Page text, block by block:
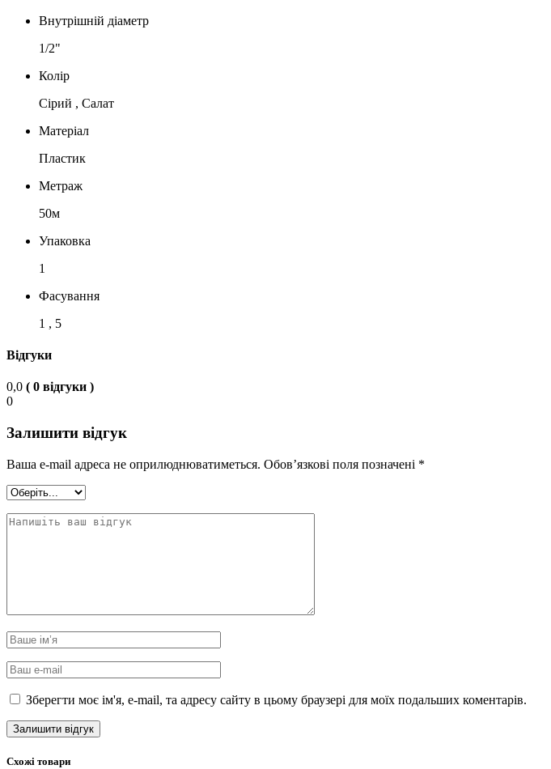
Внутрішній діаметр
1/2"
Колір
Сірий , Салат
Матеріал
Пластик
Метраж
50м
Упаковка
1
Фасування
1 , 5
Відгуки
0,0 ( 0 відгуки )
0
Залишити відгук
Ваша e-mail адреса не оприлюднюватиметься. Обов’язкові поля позначені *
Зберегти моє ім'я, e-mail, та адресу сайту в цьому браузері для моїх подальших коментарів.
Схожі товари